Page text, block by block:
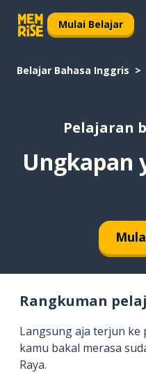
Mulai Belajar
Belajar Bahasa Inggris
Pelajaran
Ungkapan
Rangkuman
Langsung aja terjun ke
kamu bakal merasa
Raya.